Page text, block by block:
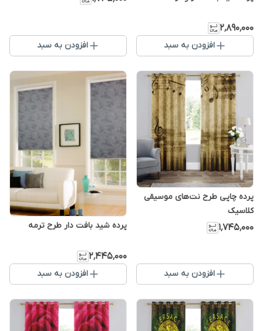
۲٬۸۹۰٬۰۰۰
افزودن به سبد افزودن به سبد
پرده چاپی طرح نت‌های موسیقی
کلاسیک
۱٬۷۴۵٬۰۰۰
افزودن به سبد
پرده شید بافت دار طرح ترمه
۲٬۴۴۵٬۰۰۰
افزودن به سبد